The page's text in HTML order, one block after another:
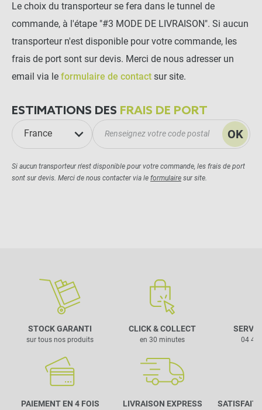
Le choix du transporteur se fera dans le tunnel de
commande, à l'étape "#3 MODE DE LIVRAISON". Si aucun
transporteur n'est disponible pour votre commande, les
frais de port sont sur devis. Merci de nous adresser un
email via le formulaire de contact sur site.
ESTIMATIONS DES FRAIS DE PORT
France OK
Si aucun transporteur n'est disponible pour votre commande, les frais de port
sont sur devis. Merci de nous contacter via le formulaire sur site.
STOCK GARANTI
sur tous nos produits
CLICK & COLLECT
en 30 minutes
PAIEMENT EN 4 FOIS LIVRAISON EXPRESS
04 42
SATISFAIT